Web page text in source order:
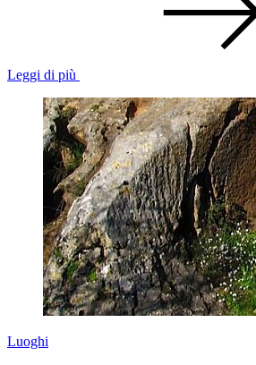
Leggi di più
Luoghi